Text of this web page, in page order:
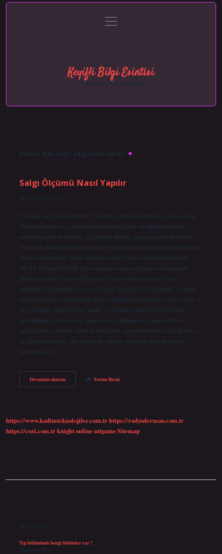
Gizlilik Politikası
menüyü
aç
Keyifli Bilgi Esintisi
Hayatına neşe katan kısa hikayeler!
Etiket: Kaç çeşit salgı bezi vardır
Salgı Ölçümü Nasıl Yapılır
Tarih: Kasım 5, 2024
Toplam salgı nasıl ölçülür? Toplam radyal kaçıklık, iş parçasının
döndürülmesi veya probun toleranslı yüzey etrafında hareket
ettirilmesiyle belirlenir. En doğru ölçüm, parçanın kendi ekseni
etrafında döndürülmesiyle polar ölçüm ekseninde gerçekleştirilen
ölçüm yöntemidir. Salgı ölçümü nedir? Eşmerkezlilik ölçümü
(RUO) Eşmerkezlilik veya eksenel sapma, çalışma toleransları
grubuna aittir. Eksenel hizalama hatası toleransının tolere
edilebilir elemanları çevresel çizgi veya dairesel çizgidir. Toplam
eşmerkezlilik toleransının tolere edilebilir elemanları yan yüzey ve
ön yüzeydir. Salgı birimi nedir? Vücutta endokrin bezlerinin
bulunduğu yerler tiroid, pankreas, kadınlarda yumurtalıklar,
erkeklerde testisler, böbrek üstü bezi, paratiroid bezi, hipofiz bezi
ve hipotalamustur. Bu bezlerde oluşan sorunlar birçok farklı
hastalığa yol…
Devamını okuyunSalgı
Ölçümü
Yorum Bırak
https://www.kadimteknolojiler.com.trhttps://radyoderman.com.tr
https://cozi.com.trknight onlinenttgameSitemap
Son Yazılar
Tıp bölümünde hangi bölümler var ?
Ağustos 9, 2026